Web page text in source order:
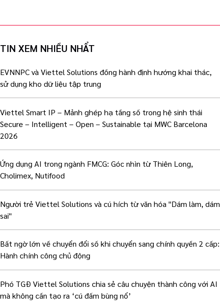
TIN XEM NHIỀU NHẨT
EVNNPC và Viettel Solutions đồng hành định hướng khai thác,
sử dụng kho dữ liệu tập trung
Viettel Smart IP – Mảnh ghép hạ tầng số trong hệ sinh thái
Secure – Intelligent – Open – Sustainable tại MWC Barcelona
2026
Ứng dụng AI trong ngành FMCG: Góc nhìn từ Thiên Long,
Cholimex, Nutifood
Người trẻ Viettel Solutions và cú hích từ văn hóa "Dám làm, dám
sai"
Bất ngờ lớn về chuyển đổi số khi chuyển sang chính quyền 2 cấp:
Hành chính công chủ động
Phó TGĐ Viettel Solutions chia sẻ câu chuyện thành công với AI
mà không cần tạo ra ‘cú đấm bùng nổ’